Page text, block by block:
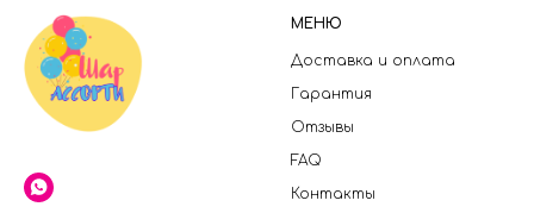
МЕНЮ
Доставка и оплата
Гарантия
Отзывы
FAQ
Контакты